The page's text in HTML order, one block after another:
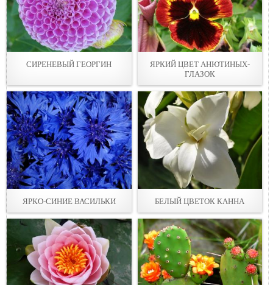
СИРЕНЕВЫЙ ГЕОРГИН
ЯРКИЙ ЦВЕТ АНЮТИНЫХ-
ГЛАЗОК
ЯРКО-СИНИЕ ВАСИЛЬКИ БЕЛЫЙ ЦВЕТОК КАННА